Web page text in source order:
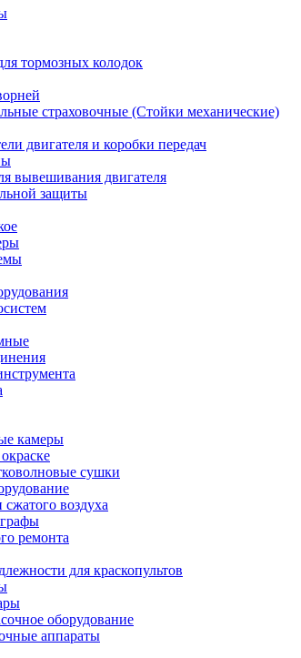
тормозных колодок
страховочные (Стойки механические)
двигателя и коробки передач
вывешивания двигателя
защиты
камеры
сушки
воздуха
ремонта
для краскопультов
оборудование
аппараты